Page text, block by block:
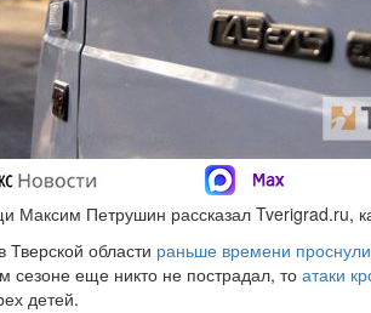
Максим Петрушин рассказал Tverigrad.ru,
области раньше времени
сезоне еще никто не пострадал, тоатаки
детей.